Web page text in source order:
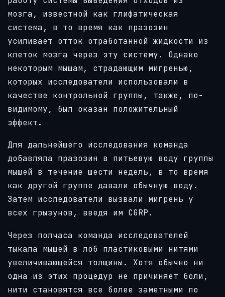
мозга, известной как глифатическая
система, в то время как празозин
усиливает отток отработанной жидкости из
клеток мозга через эту систему. Однако
некоторым мышам, страдающим мигренью,
которых исследователи использовали в
качестве контрольной группы, также, по-
видимому, был оказан положительный
эффект.
Для дальнейшего исследования команда
добавляла празозин в питьевую воду группы
мышей в течение шести недель, в то время
как другой группе давали обычную воду.
Затем исследователи вызвали мигрень у
всех грызунов, введя им CGRP.
Через полчаса команда исследователей
тыкала мышей в лоб пластиковыми нитями
увеличивающейся толщины. Хотя обычно ни
одна из этих процедур не причиняет боли,
нити становятся все более заметными по